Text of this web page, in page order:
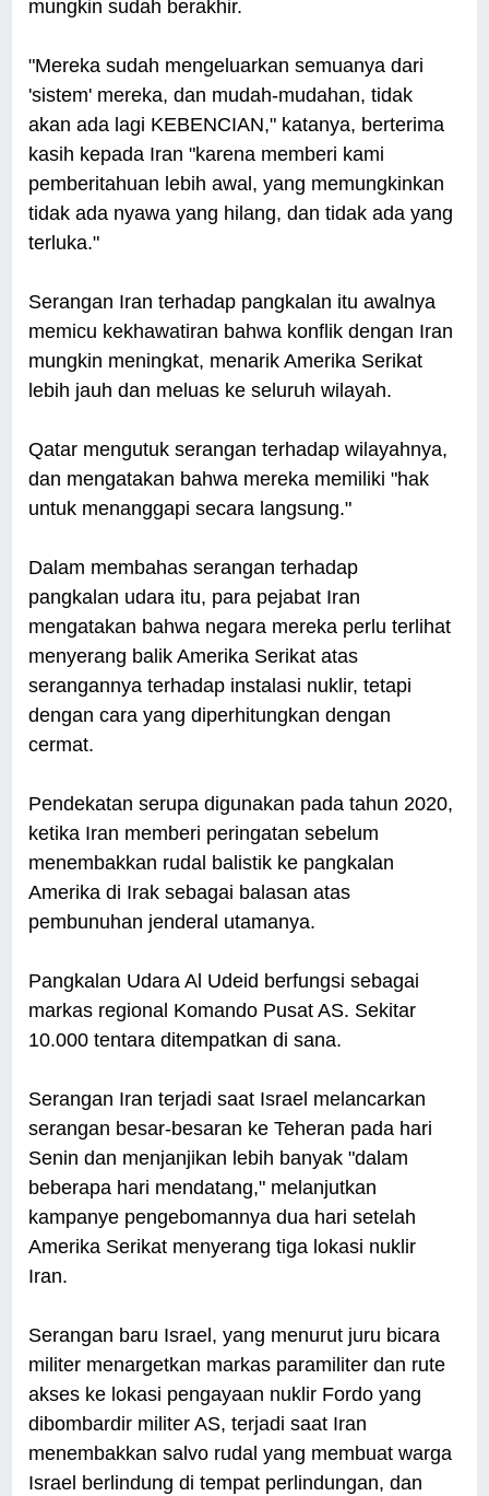
mungkin sudah berakhir.
"Mereka sudah mengeluarkan semuanya dari
'sistem' mereka, dan mudah-mudahan, tidak
akan ada lagi KEBENCIAN," katanya, berterima
kasih kepada Iran "karena memberi kami
pemberitahuan lebih awal, yang memungkinkan
tidak ada nyawa yang hilang, dan tidak ada yang
terluka."
Serangan Iran terhadap pangkalan itu awalnya
memicu kekhawatiran bahwa konflik dengan Iran
mungkin meningkat, menarik Amerika Serikat
lebih jauh dan meluas ke seluruh wilayah.
Qatar mengutuk serangan terhadap wilayahnya,
dan mengatakan bahwa mereka memiliki "hak
untuk menanggapi secara langsung."
Dalam membahas serangan terhadap
pangkalan udara itu, para pejabat Iran
mengatakan bahwa negara mereka perlu terlihat
menyerang balik Amerika Serikat atas
serangannya terhadap instalasi nuklir, tetapi
dengan cara yang diperhitungkan dengan
cermat.
Pendekatan serupa digunakan pada tahun 2020,
ketika Iran memberi peringatan sebelum
menembakkan rudal balistik ke pangkalan
Amerika di Irak sebagai balasan atas
pembunuhan jenderal utamanya.
Pangkalan Udara Al Udeid berfungsi sebagai
markas regional Komando Pusat AS. Sekitar
10.000 tentara ditempatkan di sana.
Serangan Iran terjadi saat Israel melancarkan
serangan besar-besaran ke Teheran pada hari
Senin dan menjanjikan lebih banyak "dalam
beberapa hari mendatang," melanjutkan
kampanye pengebomannya dua hari setelah
Amerika Serikat menyerang tiga lokasi nuklir
Iran.
Serangan baru Israel, yang menurut juru bicara
militer menargetkan markas paramiliter dan rute
akses ke lokasi pengayaan nuklir Fordo yang
dibombardir militer AS, terjadi saat Iran
menembakkan salvo rudal yang membuat warga
Israel berlindung di tempat perlindungan, dan